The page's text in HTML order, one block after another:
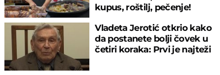
kupus, roštilj, pečenje!
Vladeta Jerotić otkrio kako
da postanete bolji čovek u
četiri koraka: Prvi je najteži